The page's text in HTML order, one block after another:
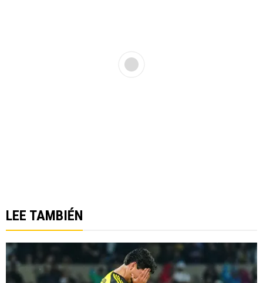
LEE TAMBIÉN